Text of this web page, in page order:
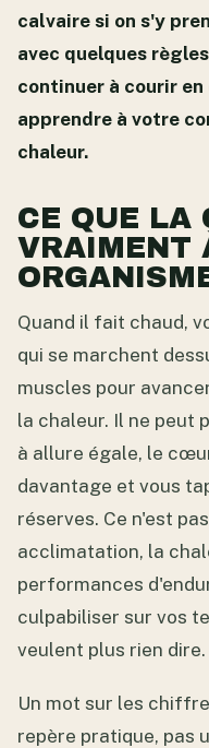
calvaire si on s'y
avec quelques
continuer à courir
apprendre à votre
chaleur.
CE QUE LA
VRAIMENT
Quand il fait chaud,
qui se marchent
muscles pour
la chaleur. Il ne peut
à allure égale, le
davantage et vous
réserves. Ce n'est
acclimatation, la
performances
culpabiliser sur vos
veulent plus rien dire.
Un mot sur les
repère pratique, pas